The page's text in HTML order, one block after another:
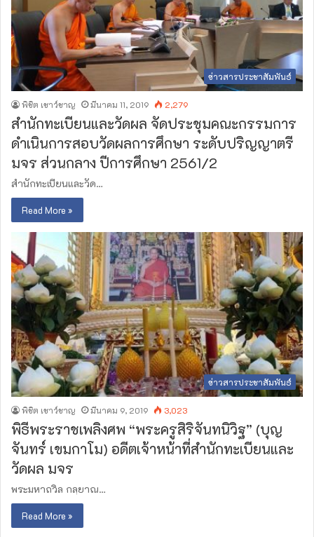
ข่าวสารประชาสัมพันธ์
พิชิต เชาว์ชาญ มีนาคม 11, 2019 2,279
สำนัก​ทะเบียน​และวัดผล จัดประชุมคณะกรรมการ​
ดำเนินการสอบวัดผลการศึกษา​ ระดับปริญญาตรี​
มจร ส่วนกลาง ปีการศึกษา​ 2561/2
สำนัก​ทะเบียน​และวัด…
Read More »
ข่าวสารประชาสัมพันธ์
พิชิต เชาว์ชาญ มีนาคม 9, 2019 3,023
พิธีพระราชเพลิงศพ “พระครูสิริจันทนิวิฐ” (บุญ
จันทร์ เขมกาโม) อดีตเจ้าหน้าที่สำนักทะเบียนและ
วัดผล มจร
พระมหาถวิล กล​ฺ​ยา​ณ…
Read More »